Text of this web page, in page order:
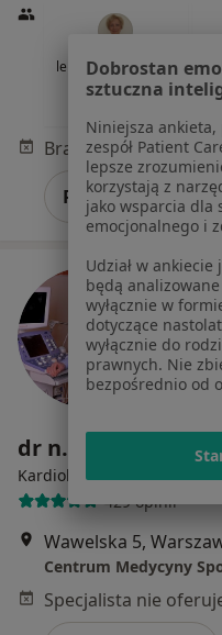
lek. Joanna Biegajło
kardiolog
lek.
Pokaż profil
dr n. med. Robert
Kardiolog, Lekarz
429 opinii
Wawelska 5,
Centrum Medycyny
Dobrostan
sztuczna
Niniejsza
zespół Patient
lepsze
korzystają z
jako wsparcia dla
emocjonalnego i
Udział w
będą
wyłącznie w
dotyczące
wyłącznie do
prawnych. Nie
bezpośrednio od